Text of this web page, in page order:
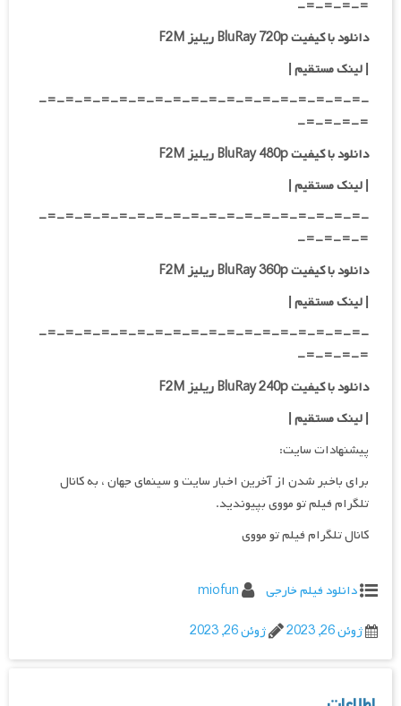
=-=-=-=-
دانلود با کیفیت BluRay 720p ریلیز F2M
| لینک مستقیم|
-=-=-=-=-=-=-=-=-=-=-=-=-=-=-=-=-=-=-
=-=-=-=-
دانلود با کیفیت BluRay 480p ریلیز F2M
| لینک مستقیم|
-=-=-=-=-=-=-=-=-=-=-=-=-=-=-=-=-=-=-
=-=-=-=-
دانلود با کیفیت BluRay 360p ریلیز F2M
| لینک مستقیم|
-=-=-=-=-=-=-=-=-=-=-=-=-=-=-=-=-=-=-
=-=-=-=-
دانلود با کیفیت BluRay 240p ریلیز F2M
| لینک مستقیم|
پیشنهادات سایت:
برای باخبر شدن از آخرین اخبار سایت و سینمای جهان ، به کانال
تلگرام فیلم تو مووی بپیوندید.
کانال تلگرام فیلم تو مووی
دانلود فیلم خارجی
miofun
ژوئن 26, 2023
ژوئن 26, 2023